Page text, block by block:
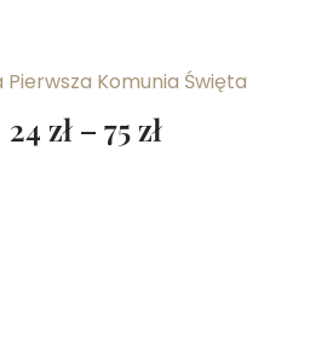
Pierwsza Komunia Święta
24 zł – 75 zł